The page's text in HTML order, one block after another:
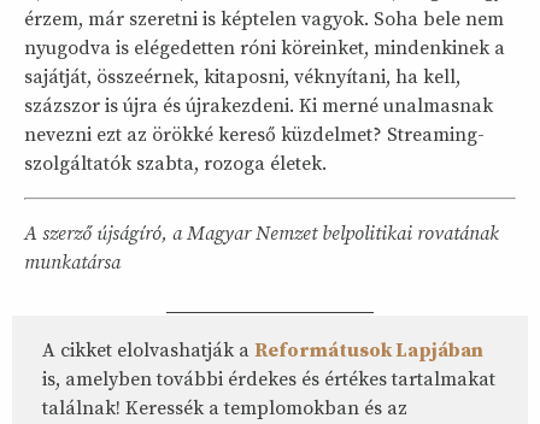
érzem, már szeretni is képtelen vagyok. Soha bele nem
nyugodva is elégedetten róni köreinket, mindenkinek a
sajátját, összeérnek, kitaposni, véknyítani, ha kell,
százszor is újra és újrakezdeni. Ki merné unalmasnak
nevezni ezt az örökké kereső küzdelmet? Streaming-
szolgáltatók szabta, rozoga életek.
A szerző újságíró, a Magyar Nemzet belpolitikai rovatának
munkatársa
A cikket elolvashatják a Reformátusok Lapjában
is, amelyben további érdekes és értékes tartalmakat
találnak! Keressék a templomokban és az